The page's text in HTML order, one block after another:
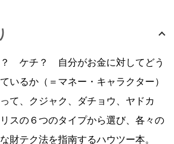
？ ケチ？ 自分がお金に対してどう
いるか（＝マネー・キャラクター）
て、クジャク、ダチョウ、ヤドカ
スの６つのタイプから選び、各々の
財テク法を指南するハウツー本。